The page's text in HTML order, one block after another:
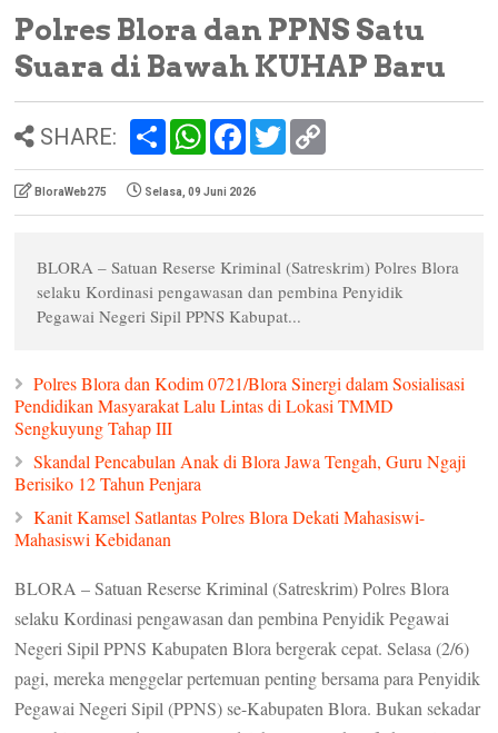
Polres Blora dan PPNS Satu
Suara di Bawah KUHAP Baru
SHARE:
S
e
W
s
A
F
b
o
T
w
e
i
BloraWeb275 Selasa, 09 Juni 2026
BLORA – Satuan Reserse Kriminal (Satreskrim) Polres Blora
selaku Kordinasi pengawasan dan pembina Penyidik
Pegawai Negeri Sipil PPNS Kabupat...
Polres Blora dan Kodim 0721/Blora Sinergi dalam Sosialisasi
Pendidikan Masyarakat Lalu Lintas di Lokasi TMMD
Sengkuyung Tahap III
Skandal Pencabulan Anak di Blora Jawa Tengah, Guru Ngaji
Berisiko 12 Tahun Penjara
Kanit Kamsel Satlantas Polres Blora Dekati Mahasiswi-
Mahasiswi Kebidanan
BLORA – Satuan Reserse Kriminal (Satreskrim) Polres Blora
selaku Kordinasi pengawasan dan pembina Penyidik Pegawai
Negeri Sipil PPNS Kabupaten Blora bergerak cepat. Selasa (2/6)
pagi, mereka menggelar pertemuan penting bersama para Penyidik
Pegawai Negeri Sipil (PPNS) se-Kabupaten Blora. Bukan sekadar